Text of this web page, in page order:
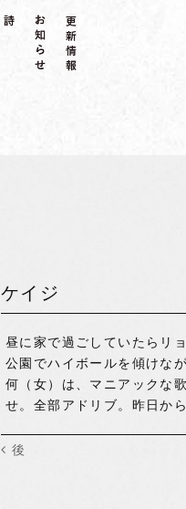
ケイジ
昼に家で過ごしていたらリ
公園でハイボールを傾けな
何（女）は、マニアックな
せ。全部アドリブ。昨日か
後